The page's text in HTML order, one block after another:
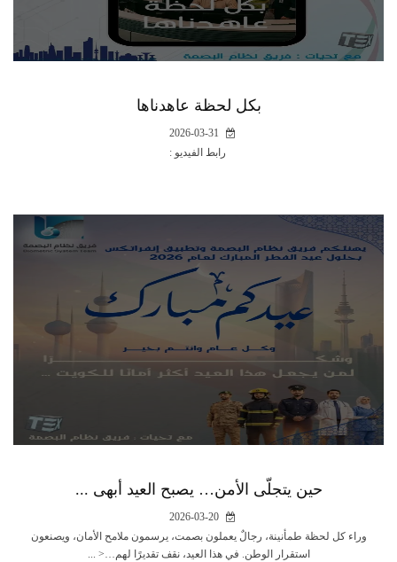
بكل لحظة عاهدناها
رابط الفيديو :
حين يتجلّى الأمن… يصبح العيد أبهى ...
وراء كل لحظة طمأنينة، رجالٌ يعملون بصمت، يرسمون ملامح الأمان، ويصنعون
استقرار الوطن. في هذا العيد، نقف تقديرًا لهم…< ...